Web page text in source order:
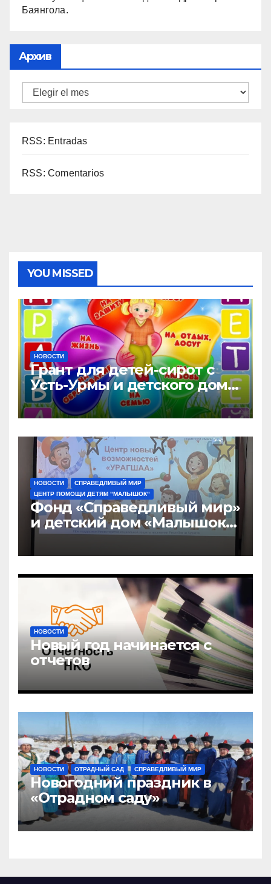
Баянгола.
Архив
RSS: Entradas
RSS: Comentarios
YOU MISSED
НОВОСТИ
Грант для детей-сирот с
Усть-Урмы и детского дома
«Малышок»
НОВОСТИ
СПРАВЕДЛИВЫЙ МИР
ЦЕНТР ПОМОЩИ ДЕТЯМ "МАЛЫШОК"
Фонд «Справедливый мир»
и детский дом «Малышок»
открыли центр новых
возможностей «УРАГШАА»
НОВОСТИ
Новый год начинается с
отчетов
НОВОСТИ ОТРАДНЫЙ САД СПРАВЕДЛИВЫЙ МИР
Новогодний праздник в
«Отрадном саду»